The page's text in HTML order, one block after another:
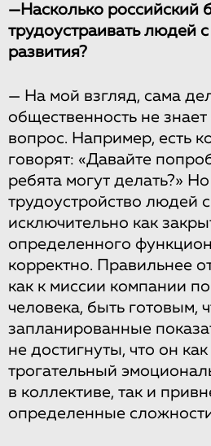
—Насколько российский
трудоустраивать людей
развития?
— На мой взгляд, сама
общественность не знает
вопрос. Например, есть
говорят: «Давайте
ребята могут делать?»
трудоустройство людей
исключительно как
определенного
корректно. Правильнее
как к миссии компании
человека, быть готовым,
запланированные
не достигнуты, что он
трогательный
в коллективе, так и
определенные